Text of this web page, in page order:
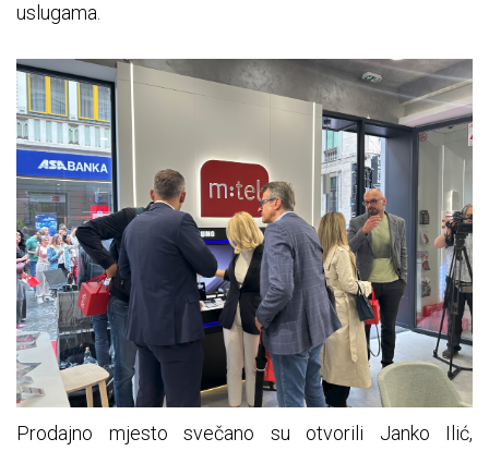
uslugama.
Prodajno mjesto svečano su otvorili Janko Ilić,